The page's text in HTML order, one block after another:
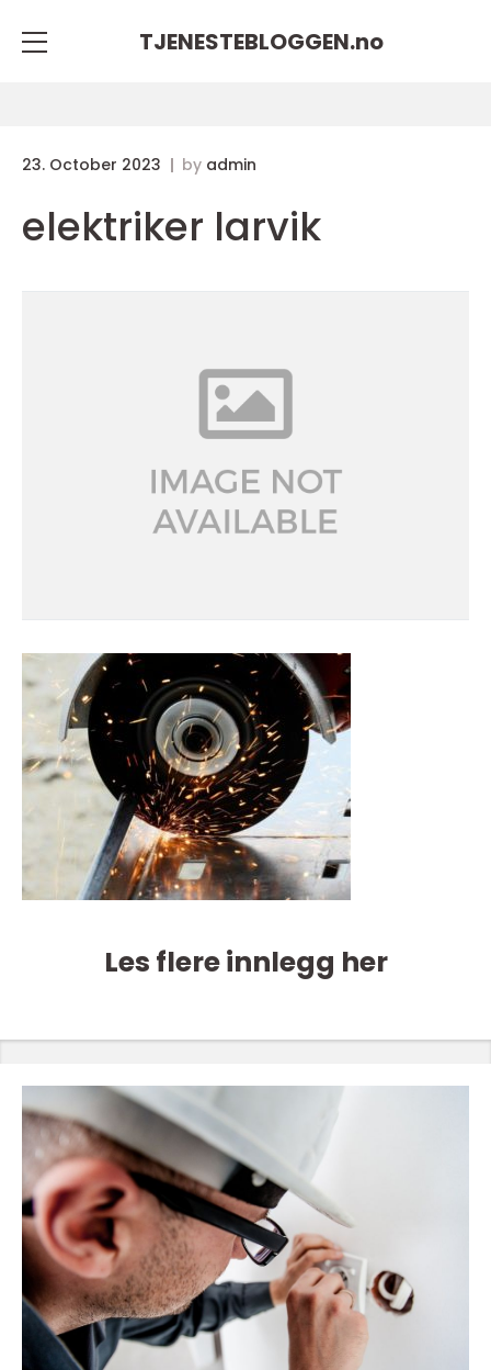
TJENESTEBLOGGEN.no
23. October 2023 by admin
elektriker larvik
Les flere innlegg her